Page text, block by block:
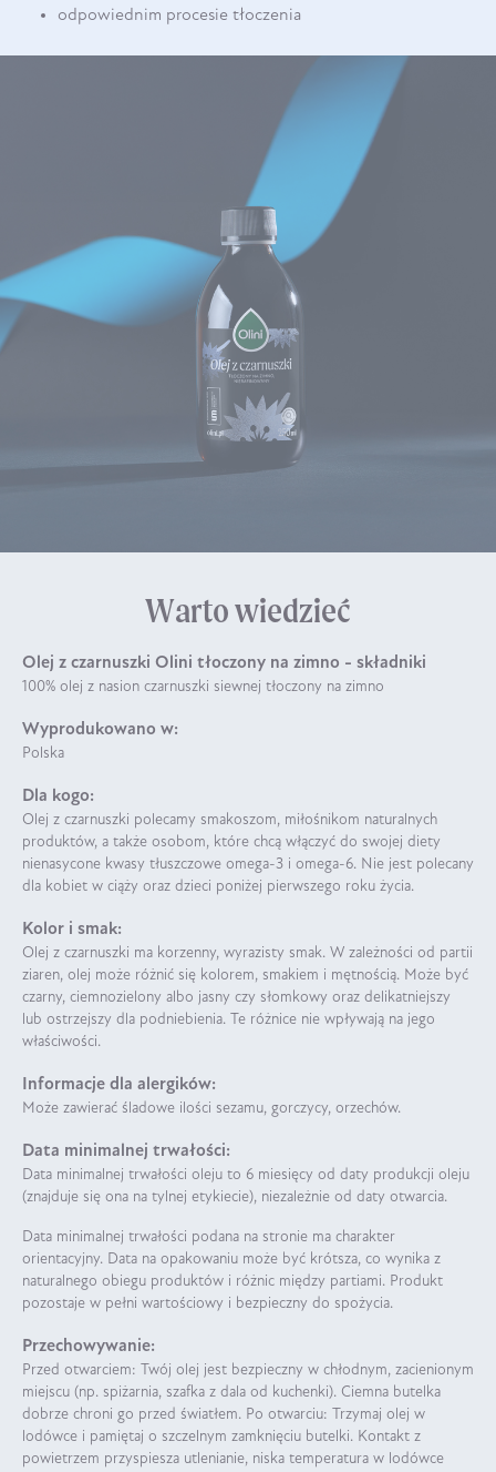
odpowiednim procesie tłoczenia
Warto wiedzieć
Olej z czarnuszki Olini tłoczony na zimno - składniki
100% olej z nasion czarnuszki siewnej tłoczony na zimno
Wyprodukowano w:
Polska
Dla kogo:
Olej z czarnuszki polecamy smakoszom, miłośnikom naturalnych
produktów, a także osobom, które chcą włączyć do swojej diety
nienasycone kwasy tłuszczowe omega-3 i omega-6. Nie jest polecany
dla kobiet w ciąży oraz dzieci poniżej pierwszego roku życia.
Kolor i smak:
Olej z czarnuszki ma korzenny, wyrazisty smak. W zależności od partii
ziaren, olej może różnić się kolorem, smakiem i mętnością. Może być
czarny, ciemnozielony albo jasny czy słomkowy oraz delikatniejszy
lub ostrzejszy dla podniebienia. Te różnice nie wpływają na jego
właściwości.
Informacje dla alergików:
Może zawierać śladowe ilości sezamu, gorczycy, orzechów.
Data minimalnej trwałości:
Data minimalnej trwałości oleju to 6 miesięcy od daty produkcji oleju
(znajduje się ona na tylnej etykiecie), niezależnie od daty otwarcia.
Data minimalnej trwałości podana na stronie ma charakter
orientacyjny. Data na opakowaniu może być krótsza, co wynika z
naturalnego obiegu produktów i różnic między partiami. Produkt
pozostaje w pełni wartościowy i bezpieczny do spożycia.
Przechowywanie:
Przed otwarciem: Twój olej jest bezpieczny w chłodnym, zacienionym
miejscu (np. spiżarnia, szafka z dala od kuchenki). Ciemna butelka
dobrze chroni go przed światłem. Po otwarciu: Trzymaj olej w
lodówce i pamiętaj o szczelnym zamknięciu butelki. Kontakt z
powietrzem przyspiesza utlenianie, niska temperatura w lodówce